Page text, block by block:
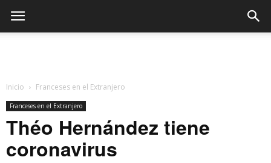
Inicio Franceses en el Extranjero
Franceses en el Extranjero
Théo Hernández tiene
coronavirus